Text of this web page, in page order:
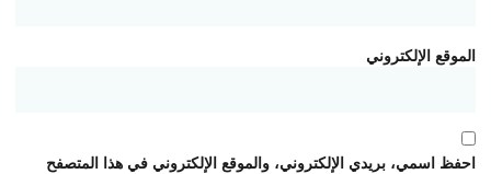
الموقع الإلكتروني
احفظ اسمي، بريدي الإلكتروني، والموقع الإلكتروني في هذا المتصفح